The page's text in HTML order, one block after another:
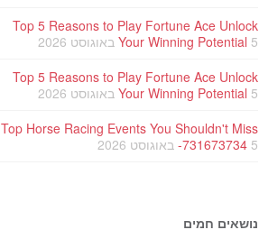
Top 5 Reasons to Play Fortune Ace Unlock
Your Winning Potential 5 באוגוסט 2026
Top 5 Reasons to Play Fortune Ace Unlock
Your Winning Potential 5 באוגוסט 2026
Top Horse Racing Events You Shouldn't Miss
-731673734 5 באוגוסט 2026
נושאים חמים